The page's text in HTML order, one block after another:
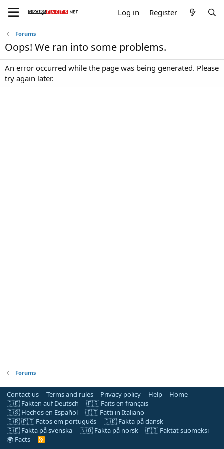
Log in Register
Forums
Oops! We ran into some problems.
An error occurred while the page was being generated. Please
try again later.
Forums
Contact us Terms and rules Privacy policy Help
Home
🇩🇪 Fakten auf Deutsch
🇫🇷 Faits en français
🇪🇸 Hechos en Español
🇮🇹 Fatti in Italiano
🇧🇷 🇵🇹 Fatos em português
🇩🇰 Fakta på dansk
🇸🇪 Fakta på svenska
🇳🇴 Fakta på norsk
🇫🇮 Faktat suomeksi
🌍 Facts
R